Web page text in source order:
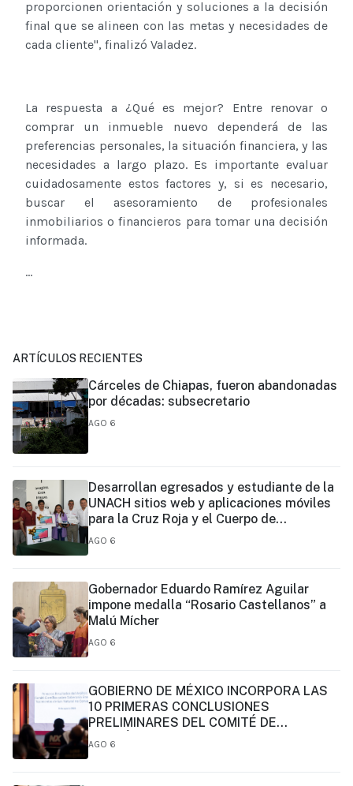
proporcionen orientación y soluciones a la decisión
final que se alineen con las metas y necesidades de
cada cliente", finalizó Valadez.
La respuesta a ¿Qué es mejor? Entre renovar o
comprar un inmueble nuevo dependerá de las
preferencias personales, la situación financiera, y las
necesidades a largo plazo. Es importante evaluar
cuidadosamente estos factores y, si es necesario,
buscar el asesoramiento de profesionales
inmobiliarios o financieros para tomar una decisión
informada.
...
ARTÍCULOS RECIENTES
Cárceles de Chiapas, fueron abandonadas
por décadas: subsecretario
AGO 6
Desarrollan egresados y estudiante de la
UNACH sitios web y aplicaciones móviles
para la Cruz Roja y el Cuerpo de
Bomberos de Tapachula
AGO 6
Gobernador Eduardo Ramírez Aguilar
impone medalla “Rosario Castellanos” a
Malú Mícher
AGO 6
GOBIERNO DE MÉXICO INCORPORA LAS
10 PRIMERAS CONCLUSIONES
PRELIMINARES DEL COMITÉ DE
CIENTÍFICOS Y ESPECIALISTAS PARA EL
AGO 6